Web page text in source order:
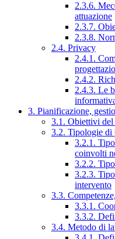
2.3.6.
attuazione
2.3.7.
2.3.8.
2.4. Privacy
2.4.1.
2.4.2.
2.4.3. Le
3. Pianificazione,
3.1. Obiettivi del
3.2. Tipologie di
3.2.1.
coinvolti
3.2.2.
3.2.3.
intervento
3.3.
3.3.1.
3.3.2.
3.4. Metodo di